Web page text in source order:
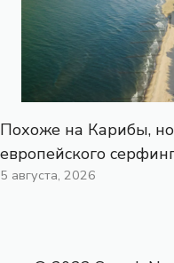
Похоже на Карибы,
европейского
5 августа, 2026